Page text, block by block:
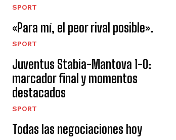
SPORT
«Para mí, el peor rival posible».
SPORT
Juventus Stabia-Mantova 1-0:
marcador final y momentos
destacados
SPORT
Todas las negociaciones hoy